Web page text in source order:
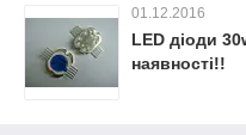
01.12.2016
LED діоди
наявності!!